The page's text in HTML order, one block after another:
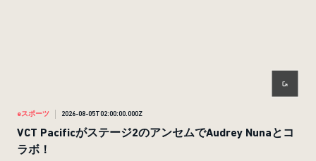
eスポーツ 2026-08-05T02:00:00.000Z
VCT Pacificがステージ2のアンセムでAudrey Nunaとコ
ラボ！